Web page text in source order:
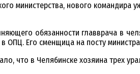
министерства, нового командира
обязанности главврача в
ОПЦ. Его сменщица на посту
что в Челябинске хозяина трех